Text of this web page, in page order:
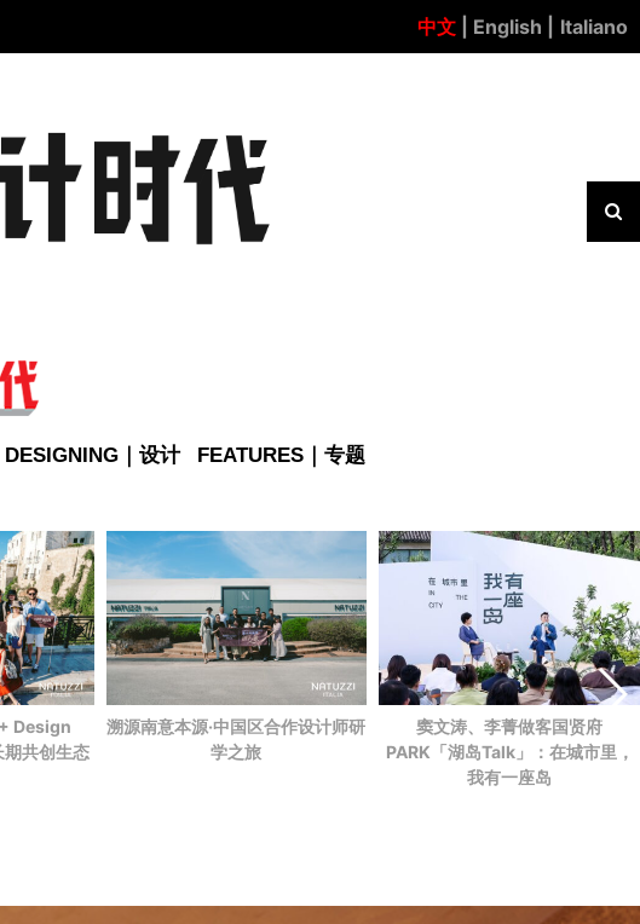
中文 | English | Italiano
DESIGNING｜设计 FEATURES｜专题
Design
共创生态
溯源南意本源·中国区合作设计师研
学之旅
窦文涛、李菁做客国贤府
PARK 「湖岛Talk」：在城市里，
我有一座岛